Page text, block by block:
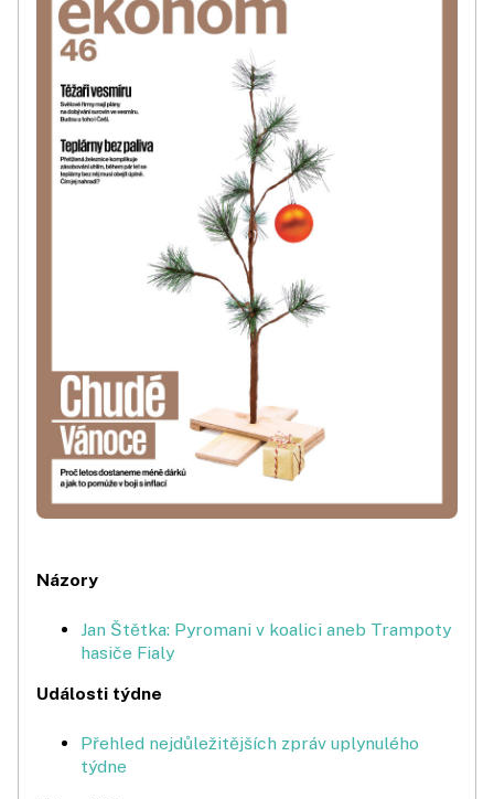
Názory
Jan Štětka: Pyromani v koalici aneb Trampoty
hasiče Fialy
Události týdne
Přehled nejdůležitějších zpráv uplynulého
týdne